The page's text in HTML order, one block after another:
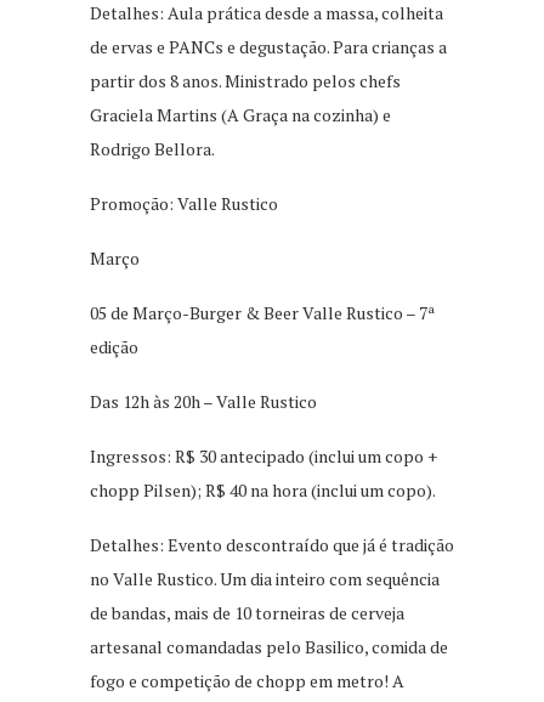
Detalhes: Aula prática desde a massa, colheita
de ervas e PANCs e degustação. Para crianças a
partir dos 8 anos. Ministrado pelos chefs
Graciela Martins (A Graça na cozinha) e
Rodrigo Bellora.
Promoção: Valle Rustico
Março
05 de Março-Burger & Beer Valle Rustico – 7ª
edição
Das 12h às 20h – Valle Rustico
Ingressos: R$ 30 antecipado (inclui um copo +
chopp Pilsen); R$ 40 na hora (inclui um copo).
Detalhes: Evento descontraído que já é tradição
no Valle Rustico. Um dia inteiro com sequência
de bandas, mais de 10 torneiras de cerveja
artesanal comandadas pelo Basilico, comida de
fogo e competição de chopp em metro! A